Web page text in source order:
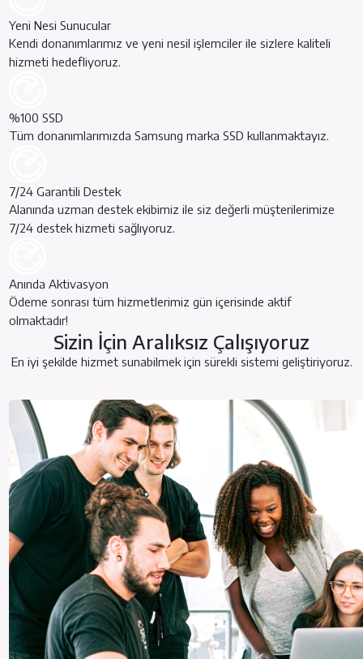
Yeni Nesi Sunucular
Kendi donanımlarımız ve yeni nesil işlemciler ile sizlere kaliteli
hizmeti hedefliyoruz.
%100 SSD
Tüm donanımlarımızda Samsung marka SSD kullanmaktayız.
7/24 Garantili Destek
Alanında uzman destek ekibimiz ile siz değerli müşterilerimize
7/24 destek hizmeti sağlıyoruz.
Anında Aktivasyon
Ödeme sonrası tüm hizmetlerimiz gün içerisinde aktif
olmaktadır!
Sizin İçin Aralıksız Çalışıyoruz
En iyi şekilde hizmet sunabilmek için sürekli sistemi geliştiriyoruz.